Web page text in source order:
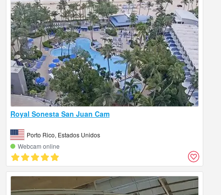
Royal Sonesta San Juan Cam
Porto Rico, Estados Unidos
Webcam online